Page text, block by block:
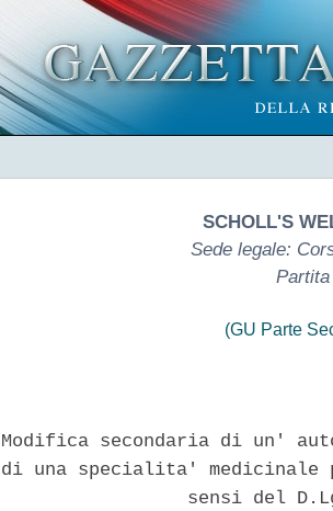
SCHOLL'S
Sede legale:
Partita
(GU Parte
Modifica secondaria di un'
di una specialita' medicinale
sensi del